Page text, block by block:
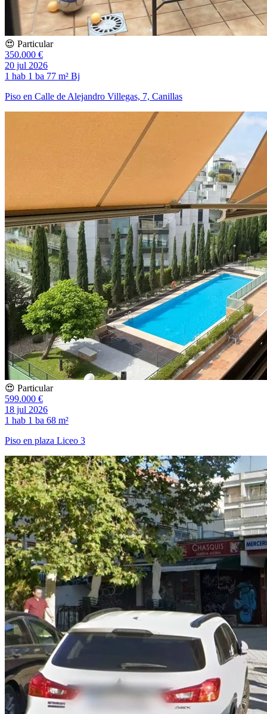
😍 Particular
350.000 €
20 jul 2026
1 hab 1 ba 77 m² Bj
Piso en Calle de Alejandro Villegas, 7, Canillas
😍 Particular
599.000 €
18 jul 2026
1 hab 1 ba 68 m²
Piso en plaza Liceo 3